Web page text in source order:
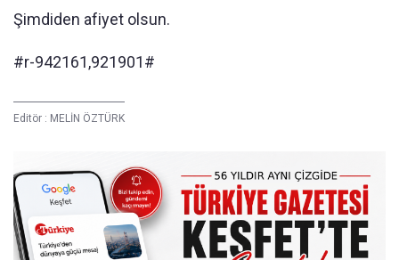
Şimdiden afiyet olsun.
#r-942161,921901#
Editör : MELİN ÖZTÜRK